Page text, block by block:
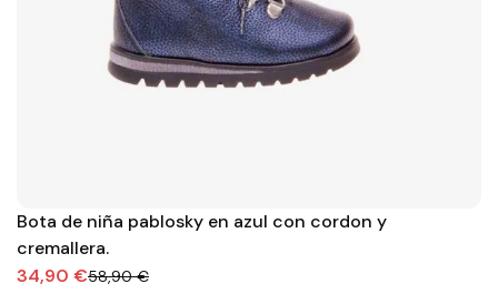
Bota de niña pablosky en azul con cordon y
cremallera.
34,90 €58,90 €